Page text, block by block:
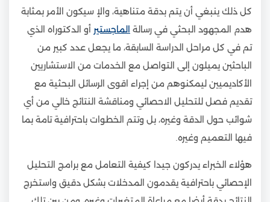
كل ذلك ينبغي أن يتم بدقة متناهية، والإ سيكون الأمر بمثابة
هدم المجهود البحثي في رسالة
الماجستير أو الدكتوراه الذي
تم في كل مراحل الدراسة السابقة، ما يجعل عدد كبير من
الباحثين يميلون إلى التواصل مع الخدمات من الاستشاريين
الأكاديميين ليمكنوهم من إجراء اقوى الرسائل البحثية مع
تقديم فصل للتحليل الاحصائي ومناقشة النتائج خالي من أي
شوائب حول الدقة وغيره، بل وتتم الخطوات باحترافية تامة بما
فيها التعميم وغيره.
هؤلاء الخبراء يدركون جيدا كيفية التعامل مع برامج التحليل
الإحصائي باحترافية يقدمون المدخلات بشكل دقيق واستخرج